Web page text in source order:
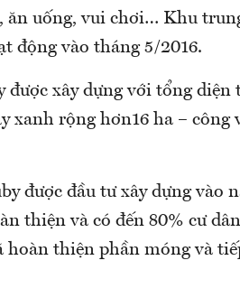
ăn uống, vui chơi… Khu
động vào tháng 5/2016.
được xây dựng với tổng
xanh rộng hơn16 ha –
được đầu tư xây dựng vào
thiện và có đến 80% cư
hoàn thiện phần móng và